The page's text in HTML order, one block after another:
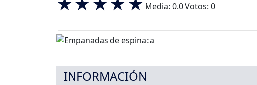
Media: 0.0Votos: 0
INFORMACIÓN